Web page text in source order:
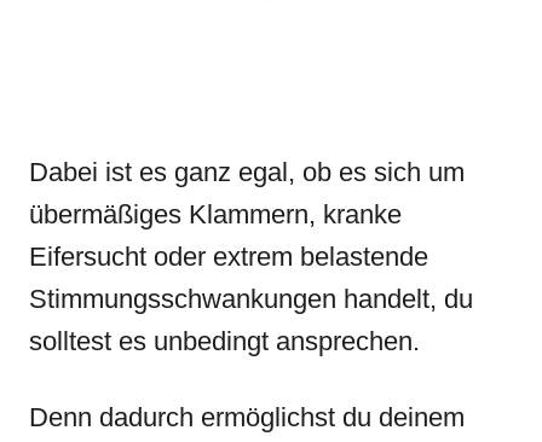
Dabei ist es ganz egal, ob es sich um
übermäßiges Klammern, kranke
Eifersucht oder extrem belastende
Stimmungsschwankungen handelt, du
solltest es unbedingt ansprechen.
Denn dadurch ermöglichst du deinem